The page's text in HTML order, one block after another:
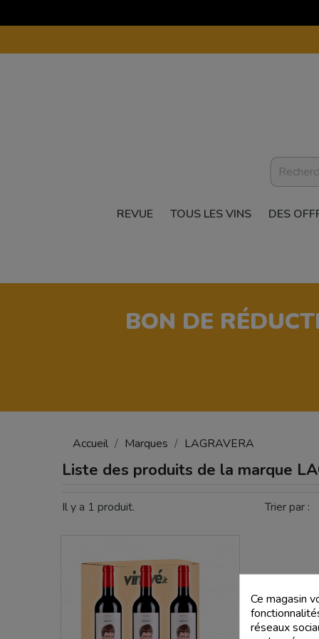
REVUE TOUS LES VINS DES
BON DE
Accueil Marques LAGRAVERA
Liste des produits de la marque
Il y a 1 produit. Trier par :
Ce magasin
réseaux